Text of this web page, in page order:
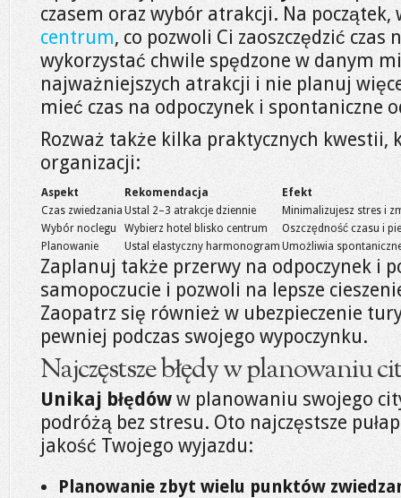
czasem oraz wybór atrakcji. Na początek,
centrum, co pozwoli Ci zaoszczędzić
wykorzystać chwile spędzone w danym
najważniejszych atrakcji i nie planuj
mieć czas na odpoczynek i spontaniczne
Rozważ także kilka praktycznych kwestii,
organizacji:
Aspekt Rekomendacja
Efekt
Czas zwiedzania Ustal 2–3 atrakcje dziennie
Minimalizujesz stres i
Wybór noclegu
Wybierz hotel blisko centrum
Oszczędność czasu i
Planowanie
Ustal elastyczny harmonogram Umożliwia
Zaplanuj także przerwy na odpoczynek i
samopoczucie i pozwoli na lepsze
Zaopatrz się również w ubezpieczenie
pewniej podczas swojego wypoczynku.
Najczęstsze błędy w planowaniu
Unikaj błędów w planowaniu swojego
podróżą bez stresu. Oto najczęstsze
jakość Twojego wyjazdu:
Planowanie zbyt wielu punktów